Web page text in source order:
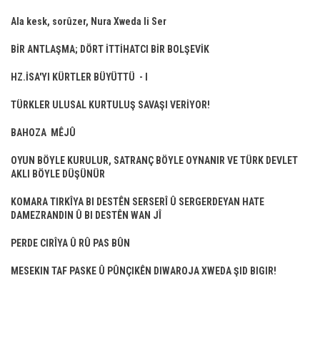
Ala kesk, sorûzer, Nura Xweda li Ser
BİR ANTLAŞMA; DÖRT İTTİHATCI BİR BOLŞEVİK
HZ.İSA'YI KÜRTLER BÜYÜTTÜ - I
TÜRKLER ULUSAL KURTULUŞ SAVAŞI VERİYOR!
BAHOZA MÊJÛ
OYUN BÖYLE KURULUR, SATRANÇ BÖYLE OYNANIR VE TÜRK DEVLET
AKLI BÖYLE DÜŞÜNÜR
KOMARA TIRKÎYA BI DESTÊN SERSERÎ Û SERGERDEYAN HATE
DAMEZRANDIN Û BI DESTÊN WAN JÎ
PERDE CIRÎYA Û RÛ PAS BÛN
MESEKIN TAF PASKE Û PÛNÇIKÊN DIWAROJA XWEDA ŞID BIGIR!